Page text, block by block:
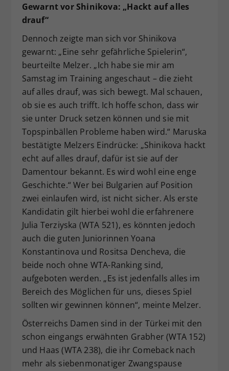
Gewarnt vor Shinikova: „Hackt auf alles
drauf“
Dennoch zeigte man sich vor Shinikova
gewarnt: „Eine sehr gefährliche Spielerin“,
beurteilte Melzer. „Ich habe sie mir am
Samstag im Training angeschaut – die zieht
auf alles drauf, was sich bewegt. Mal schauen,
ob sie es auch trifft. Ich hoffe schon, dass wir
sie unter Druck setzen können und sie mit
Topspinbällen Probleme haben wird.“ Maruska
bestätigte Melzers Eindrücke: „Shinikova hackt
echt auf alles drauf, dafür ist sie auf der
Damentour bekannt. Es wird wohl eine enge
Geschichte.“ Wer bei Bulgarien auf Position
zwei einlaufen wird, ist nicht sicher. Als erste
Kandidatin gilt hierbei wohl die erfahrenere
Julia Terziyska (WTA 521), es könnten jedoch
auch die guten Juniorinnen Yoana
Konstantinova und Rositsa Dencheva, die
beide noch ohne WTA-Ranking sind,
aufgeboten werden. „Es ist jedenfalls alles im
Bereich des Möglichen für uns, dieses Spiel
sollten wir gewinnen können“, meinte Melzer.
Österreichs Damen sind in der Türkei mit den
schon eingangs erwähnten Grabher (WTA 152)
und Haas (WTA 238), die ihr Comeback nach
mehr als siebenmonatiger Zwangspause